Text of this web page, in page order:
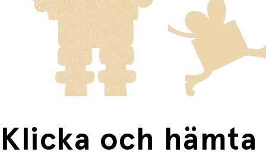
skickas med Posten/Brings tjänst
Home Delivery
. Detta
innebär en högre fraktkostnad.
Produkter som omfattas av detta är tydligt märkta, och
frakten för dessa varor visas i kassan.
Fri frakt när du handlar för mer än 1500:-
Klicka och hämta:
Du betalar när du hämtar varorna i butiken.
Klicka och hämta